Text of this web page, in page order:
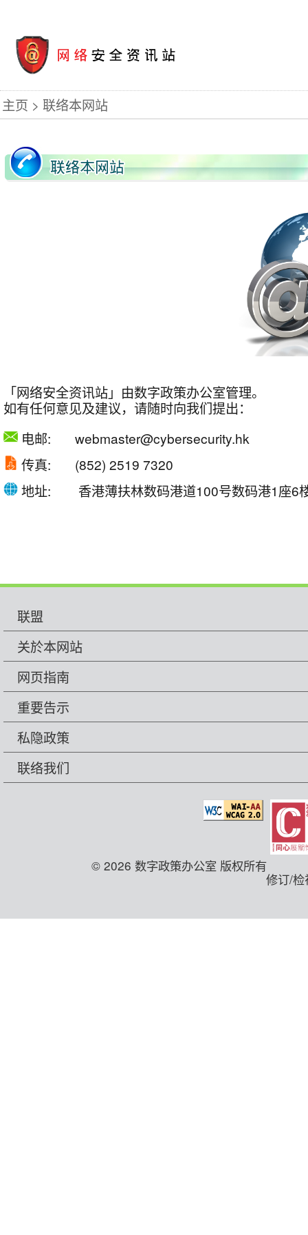
主页 联络本网站
「网络安全资讯站」由数字政策办公室管理。
如有任何意见及建议，请随时向我们提出：
电邮:
webmaster@cybersecurity.hk
传真:
(852) 2519 7320
地址: 香港薄扶林数码港道100号数码港1座6
联盟
关於本网站
网页指南
重要告示
私隐政策
联络我们
© 2026 数字政策办公室 版权所有
修订/